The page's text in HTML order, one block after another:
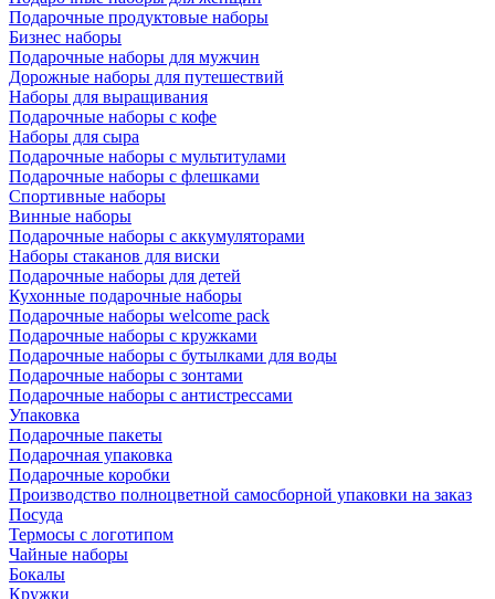
Подарочные продуктовые наборы
Бизнес наборы
Подарочные наборы для мужчин
Дорожные наборы для путешествий
Наборы для выращивания
Подарочные наборы с кофе
Наборы для сыра
Подарочные наборы с мультитулами
Подарочные наборы с флешками
Спортивные наборы
Винные наборы
Подарочные наборы с аккумуляторами
Наборы стаканов для виски
Подарочные наборы для детей
Кухонные подарочные наборы
Подарочные наборы welcome pack
Подарочные наборы с кружками
Подарочные наборы с бутылками для воды
Подарочные наборы с зонтами
Подарочные наборы с антистрессами
Упаковка
Подарочные пакеты
Подарочная упаковка
Подарочные коробки
Производство полноцветной самосборной упаковки на заказ
Посуда
Термосы с логотипом
Чайные наборы
Бокалы
Кружки